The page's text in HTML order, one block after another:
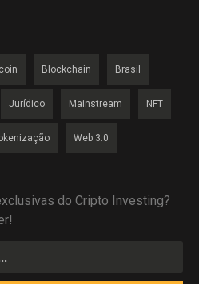
Blockchain Brasil
Jurídico Mainstream NFT
Web 3.0
do Cripto Investing?